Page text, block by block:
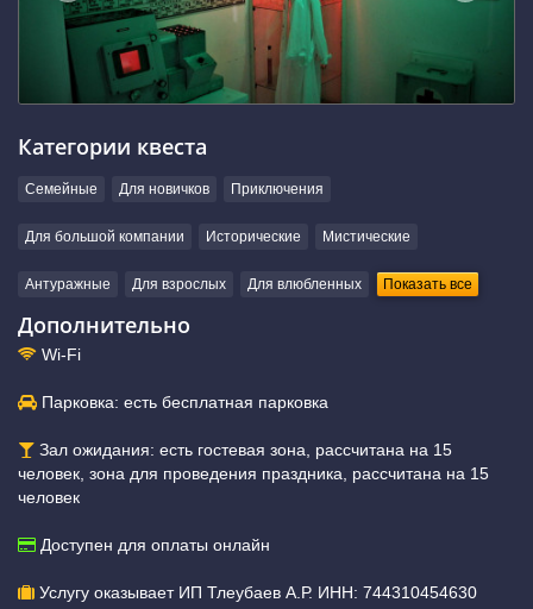
Категории квеста
Семейные Для новичков Приключения
Для большой компании Исторические Мистические
Антуражные Для взрослых Для влюбленных Показать все
Дополнительно
Wi-Fi
Парковка: есть бесплатная парковка
Зал ожидания: есть гостевая зона, рассчитана на 15
человек, зона для проведения праздника, рассчитана на 15
человек
Доступен для оплаты онлайн
Услугу оказывает ИП Тлеубаев А.Р. ИНН: 744310454630